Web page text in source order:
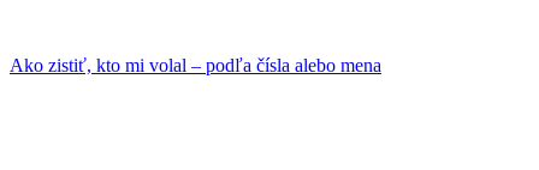
Ako zistiť, kto mi volal – podľa čísla alebo mena